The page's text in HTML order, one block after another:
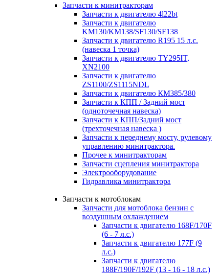
Запчасти к минитракторам
Запчасти к двигателю 4l22bt
Запчасти к двигателю
KM130/KM138/SF130/SF138
Запчасти к двигателю R195 15 л.с.
(навеска 1 точка)
Запчасти к двигателю TY295IT,
XN2100
Запчасти к двигателю
ZS1100/ZS1115NDL
Запчасти к двигателю КМ385/380
Запчасти к КПП / Задний мост
(одноточечная навеска)
Запчасти к КПП/Задний мост
(трехточечная навеска )
Запчасти к переднему мосту, рулевому
управлению минитрактора.
Прочее к минитракторам
Запчасти сцепления минитрактора
Электрооборудование
Гидравлика минитрактора
Запчасти к мотоблокам
Запчасти для мотоблока бензин с
воздушным охлаждением
Запчасти к двигателю 168F/170F
(6 - 7 л.с.)
Запчасти к двигателю 177F (9
л.с.)
Запчасти к двигателю
188F/190F/192F (13 - 16 - 18 л.с.)